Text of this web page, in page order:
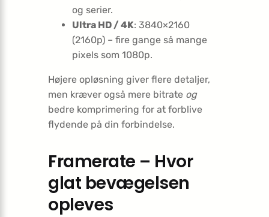
og serier.
Ultra HD / 4K: 3840×2160
(2160p) – fire gange så mange
pixels som 1080p.
Højere opløsning giver flere detaljer,
men kræver også mere bitrate og
bedre komprimering for at forblive
flydende på din forbindelse.
Framerate – Hvor
glat bevægelsen
opleves